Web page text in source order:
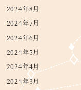
2024年8月
2024年7月
2024年6月
2024年5月
2024年4月
2024年3月